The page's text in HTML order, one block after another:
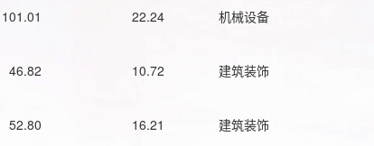
101.01 22.24 机械设备
46.82 10.72 建筑装饰
52.80 16.21 建筑装饰